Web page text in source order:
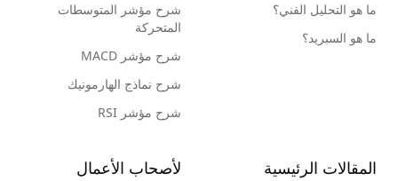
ما هو التحليل الفني؟
ما هو السبريد؟
شرح مؤشر المتوسطات
المتحركة
شرح مؤشر MACD
شرح نماذج الهارمونيك
شرح مؤشر RSI
المقالات الرئيسية لأصحاب الأعمال